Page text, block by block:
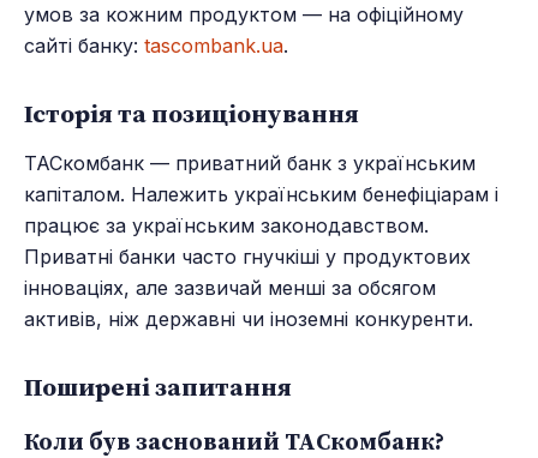
умов за кожним продуктом — на офіційному
сайті банку: tascombank.ua.
Історія та позиціонування
ТАСкомбанк — приватний банк з українським
капіталом. Належить українським бенефіціарам і
працює за українським законодавством.
Приватні банки часто гнучкіші у продуктових
інноваціях, але зазвичай менші за обсягом
активів, ніж державні чи іноземні конкуренти.
Поширені запитання
Коли був заснований ТАСкомбанк?